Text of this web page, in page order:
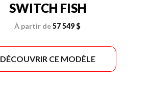
SWITCH FISH
À partir de57 549 $
DÉCOUVRIR CE MODÈLE